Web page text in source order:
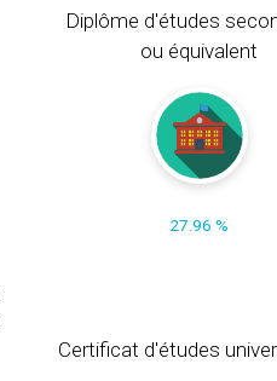
Diplôme d'études
ou équivalent
27.96 %
Certificat d'études